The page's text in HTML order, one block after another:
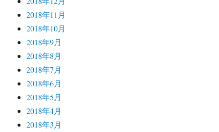
2018年11月
2018年10月
2018年9月
2018年8月
2018年7月
2018年6月
2018年5月
2018年4月
2018年3月